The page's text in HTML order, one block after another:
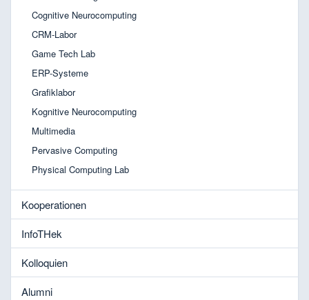
Cognitive Neurocomputing
CRM-Labor
Game Tech Lab
ERP-Systeme
Grafiklabor
Kognitive Neurocomputing
Multimedia
Pervasive Computing
Physical Computing Lab
Kooperationen
InfoTHek
Kolloquien
Alumni